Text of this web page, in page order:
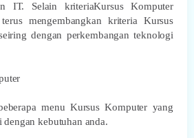
IT. Selain kriteriaKursus Komputer
mengembangkan kriteria Kursus
dengan perkembangan teknologi
menu Kursus Komputer yang
dengan kebutuhan anda.